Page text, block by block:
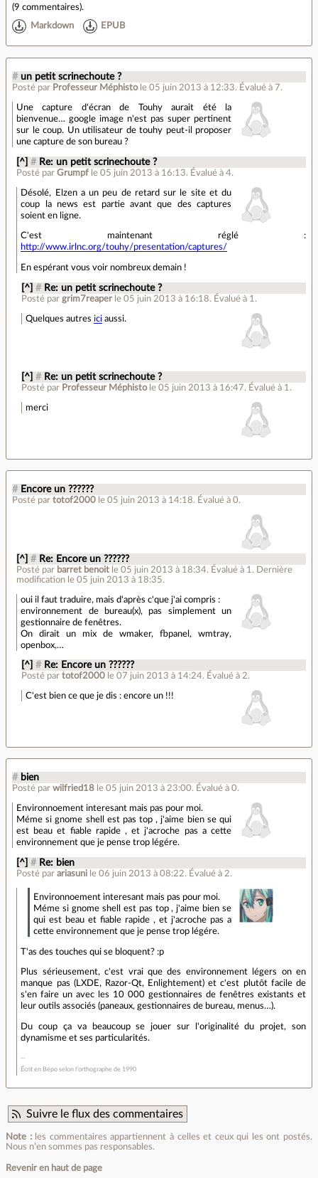
(9 commentaires).
Markdown EPUB
# un petit scrinechoute ?
Posté par Professeur Méphisto le 05 juin 2013 à 12:33. Évalué à 7.
Une capture d'écran de Touhy aurait été la
bienvenue… google image n'est pas super pertinent
sur le coup. Un utilisateur de touhy peut-il proposer
une capture de son bureau ?
[^] # Re: un petit scrinechoute ?
Posté parGrumpf le 05 juin 2013 à 16:13. Évalué à4.
Désolé, Elzen a un peu de retard sur le site et du
coup la news est partie avant que des captures
soient en ligne.
C'est maintenant réglé :
http://www.irlnc.org/touhy/presentation/captures/
En espérant vous voir nombreux demain !
[^] # Re: un petit scrinechoute ?
Posté par grim7reaper le 05 juin 2013 à 16:18. Évalué à 1 .
Quelques autres iciaussi.
[^] # Re: un petit scrinechoute ?
Posté par Professeur Méphisto le 05 juin 2013 à 16:47. Évalué à 1 .
merci
# Encore un ??????
Posté par totof2000 le 05 juin 2013 à 14:18. Évalué à 0.
[^] # Re: Encore un ??????
Posté par barret benoit le 05 juin 2013 à 18:34. Évalué à 1 . Dernière
modification le 05 juin 2013 à 18:35.
oui il faut traduire, mais d'après c'que j'ai compris :
environnement de bureau(x), pas simplement un
gestionnaire de fenêtres.
On dirait un mix de wmaker, fbpanel, wmtray,
openbox,…
[^] # Re: Encore un ??????
Posté par totof2000 le 07 juin 2013 à 14:24.Évalué à 2.
C'est bien ce que je dis : encore un !!!
# bien
Posté par wilfried18 le 05 juin 2013 à 23:00. Évalué à 0.
Environnoement interesant mais pas pour moi.
Méme si gnome shell est pas top , j'aime bien se qui
est beau et fiable rapide , et j'acroche pas a cette
environnement que je pense trop légére.
[^] # Re: bien
Posté parariasuni le 06 juin 2013 à 08:22. Évalué à 2.
Environnoement interesant mais pas pour moi.
Méme si gnome shell est pas top , j'aime bien se
qui est beau et fiable rapide , et j'acroche pas a
cette environnement que je pense trop légére.
T'as des touches qui se bloquent? :p
Plus sérieusement, c'est vrai que des environnement légers on en
manque pas (LXDE, Razor-Qt, Enlightement) et c'est plutôt facile de
s'en faire un avec les 10 000 gestionnaires de fenêtres existants et
leur outils associés (paneaux, gestionnaires de bureau, menus…).
Du coup ça va beaucoup se jouer sur l'originalité du projet, son
dynamisme et ses particularités.
Écrit en Bépo selon l’orthographe de 1990
Suivre le flux des commentaires
Note :les commentaires appartiennent à celles et ceux qui les ont postés.
Nous n’en sommes pas responsables.
Revenir en haut de page